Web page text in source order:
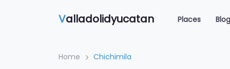
Valladolidyucatan Places
Home Chichimila